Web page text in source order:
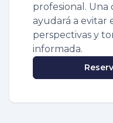
profesional.
ayudará a evitar
perspectivas y
informada.